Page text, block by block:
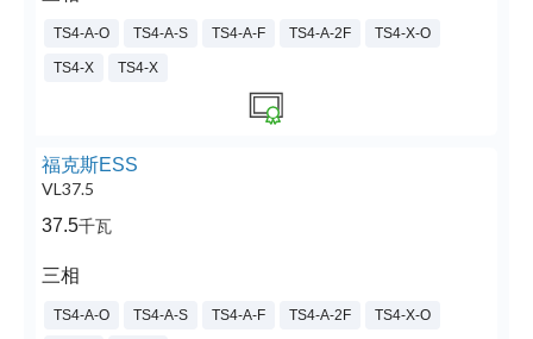
TS4-A-O TS4-A-S TS4-A-F TS4-A-2F TS4-X-O
TS4-X TS4-X
福克斯ESS
VL37.5
37.5千瓦
三相
TS4-A-O TS4-A-S TS4-A-F TS4-A-2F TS4-X-O